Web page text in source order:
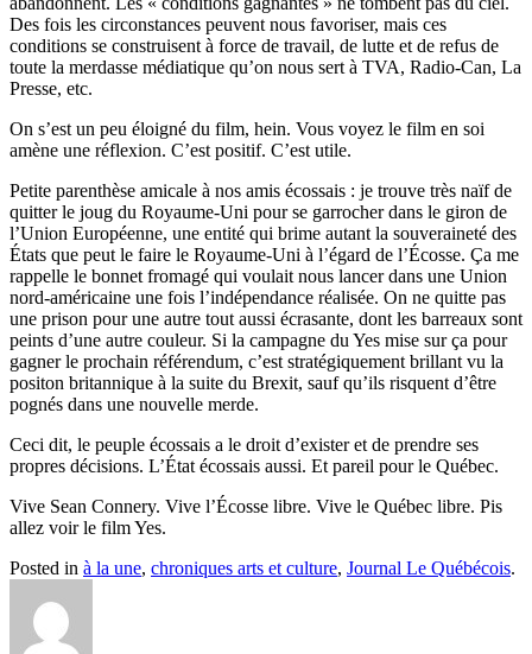
Des fois les circonstances peuvent nous favoriser, mais ces
conditions se construisent à force de travail, de lutte et de refus de
toute la merdasse médiatique qu’on nous sert à TVA, Radio-Can, La
Presse, etc.
On s’est un peu éloigné du film, hein. Vous voyez le film en soi
amène une réflexion. C’est positif. C’est utile.
Petite parenthèse amicale à nos amis écossais : je trouve très naïf de
quitter le joug du Royaume-Uni pour se garrocher dans le giron de
l’Union Européenne, une entité qui brime autant la souveraineté des
États que peut le faire le Royaume-Uni à l’égard de l’Écosse. Ça me
rappelle le bonnet fromagé qui voulait nous lancer dans une Union
nord-américaine une fois l’indépendance réalisée. On ne quitte pas
une prison pour une autre tout aussi écrasante, dont les barreaux sont
peints d’une autre couleur. Si la campagne du Yes mise sur ça pour
gagner le prochain référendum, c’est stratégiquement brillant vu la
positon britannique à la suite du Brexit, sauf qu’ils risquent d’être
pognés dans une nouvelle merde.
Ceci dit, le peuple écossais a le droit d’exister et de prendre ses
propres décisions. L’État écossais aussi. Et pareil pour le Québec.
Vive Sean Connery. Vive l’Écosse libre. Vive le Québec libre. Pis
allez voir le film Yes.
Posted in à la une, chroniques arts et culture, Journal Le Québécois.